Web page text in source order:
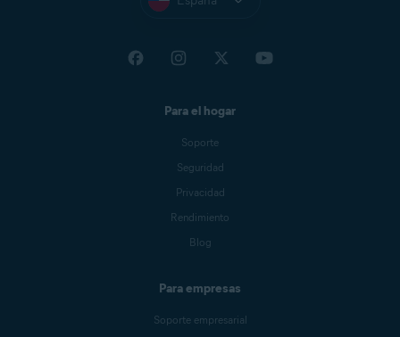
Para el hogar
Soporte
Seguridad
Privacidad
Rendimiento
Blog
Para empresas
Soporte empresarial